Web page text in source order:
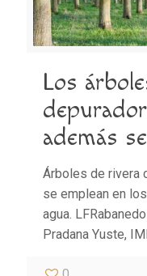
Los
además
Árboles de rivera
se emplean en
agua.
Pradana Yuste,